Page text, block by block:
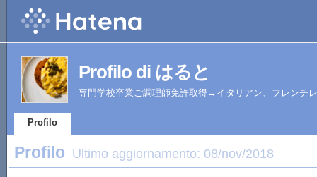
Profilo di はると
専門学校卒業ご調理師免許取得→イタリアン、フレンチ
Profilo
Profilo Ultimo aggiornamento: 08/nov/2018